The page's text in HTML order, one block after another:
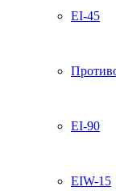
EI-45
EI-90
EIW-15